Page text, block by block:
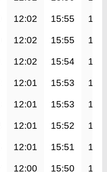
12:02 15:55
12:02 15:55
12:02 15:54
12:01 15:53
12:01 15:53
12:01 15:52
12:01 15:51
12:00 15:50